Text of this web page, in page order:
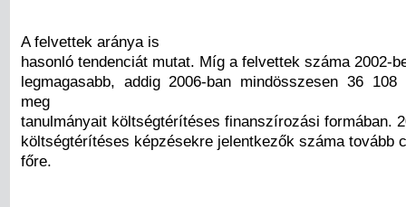
A felvettek aránya is
hasonló tendenciát mutat. Míg a felvettek száma 2002-
legmagasabb, addig 2006-ban mindösszesen 36 108
meg
tanulmányait költségtérítéses finanszírozási formában.
költségtérítéses képzésekre jelentkezők száma tovább
főre.